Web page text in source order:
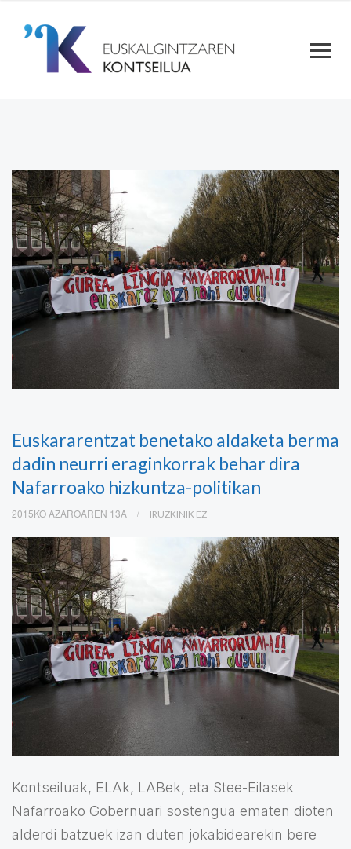
Euskararentzat benetako aldaketa berma
dadin neurri eraginkorrak behar dira
Nafarroako hizkuntza-politikan
2015KO AZAROAREN 13A IRUZKINIK EZ
Kontseiluak, ELAk, LABek, eta Stee-Eilasek
Nafarroako Gobernuari sostengua ematen dioten
alderdi batzuek izan duten jokabidearekin bere